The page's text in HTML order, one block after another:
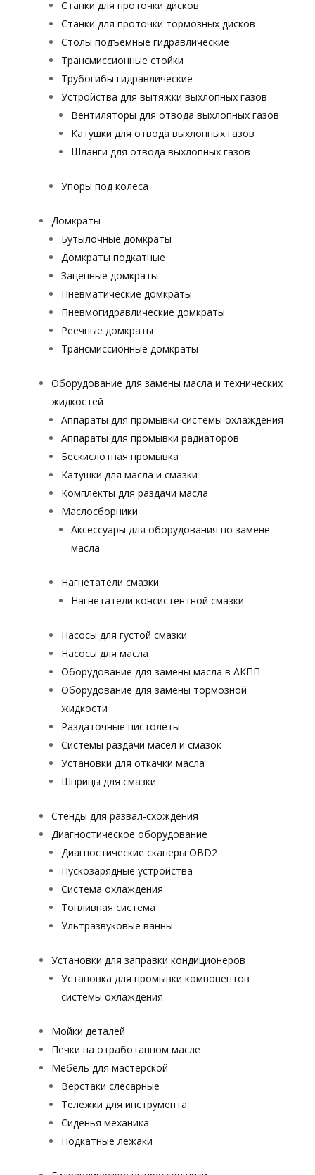
Станки для проточки дисков
Станки для проточки тормозных дисков
Столы подъемные гидравлические
Трансмиссионные стойки
Трубогибы гидравлические
Устройства для вытяжки выхлопных газов
Вентиляторы для отвода выхлопных газов
Катушки для отвода выхлопных газов
Шланги для отвода выхлопных газов
Упоры под колеса
Домкраты
Бутылочные домкраты
Домкраты подкатные
Зацепные домкраты
Пневматические домкраты
Пневмогидравлические домкраты
Реечные домкраты
Трансмиссионные домкраты
Оборудование для замены масла и технических
жидкостей
Аппараты для промывки системы охлаждения
Аппараты для промывки радиаторов
Бескислотная промывка
Катушки для масла и смазки
Комплекты для раздачи масла
Маслосборники
Аксессуары для оборудования по замене
масла
Нагнетатели смазки
Нагнетатели консистентной смазки
Насосы для густой смазки
Насосы для масла
Оборудование для замены масла в АКПП
Оборудование для замены тормозной
жидкости
Раздаточные пистолеты
Системы раздачи масел и смазок
Установки для откачки масла
Шприцы для смазки
Стенды для развал-схождения
Диагностическое оборудование
Диагностические сканеры OBD2
Пускозарядные устройства
Система охлаждения
Топливная система
Ультразвуковые ванны
Установки для заправки кондиционеров
Установка для промывки компонентов
системы охлаждения
Мойки деталей
Печки на отработанном масле
Мебель для мастерской
Верстаки слесарные
Тележки для инструмента
Сиденья механика
Подкатные лежаки